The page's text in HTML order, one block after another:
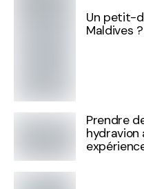
Un petit-
Maldives
Prendre
hydravion